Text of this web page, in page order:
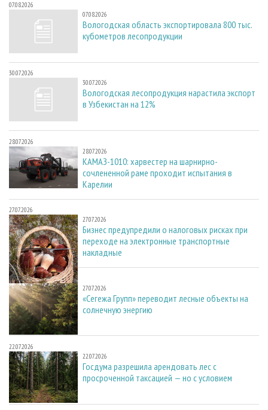
07.08.2026
07.08.2026
Вологодская область экспортировала 800 тыс.
кубометров лесопродукции
30.07.2026
30.07.2026
Вологодская лесопродукция нарастила экспорт
в Узбекистан на 12%
28.07.2026
28.07.2026
КАМАЗ-1010: харвестер на шарнирно-
сочлененной раме проходит испытания в
Карелии
27.07.2026
27.07.2026
Бизнес предупредили о налоговых рисках при
переходе на электронные транспортные
накладные
27.07.2026
27.07.2026
«Сегежа Групп» переводит лесные объекты на
солнечную энергию
22.07.2026
22.07.2026
Госдума разрешила арендовать лес с
просроченной таксацией — но с условием